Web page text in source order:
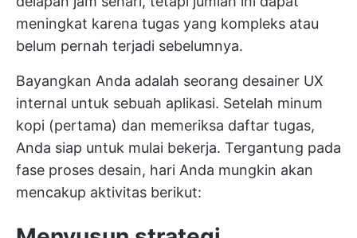
meningkat karena tugas yang kompleks atau
belum pernah terjadi sebelumnya.
Bayangkan Anda adalah seorang desainer UX
internal untuk sebuah aplikasi. Setelah minum
kopi (pertama) dan memeriksa daftar tugas,
Anda siap untuk mulai bekerja. Tergantung pada
fase proses desain, hari Anda mungkin akan
mencakup aktivitas berikut: